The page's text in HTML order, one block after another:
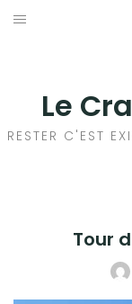
Aller
Le
RESTER C'EST
Tour
EUROPE